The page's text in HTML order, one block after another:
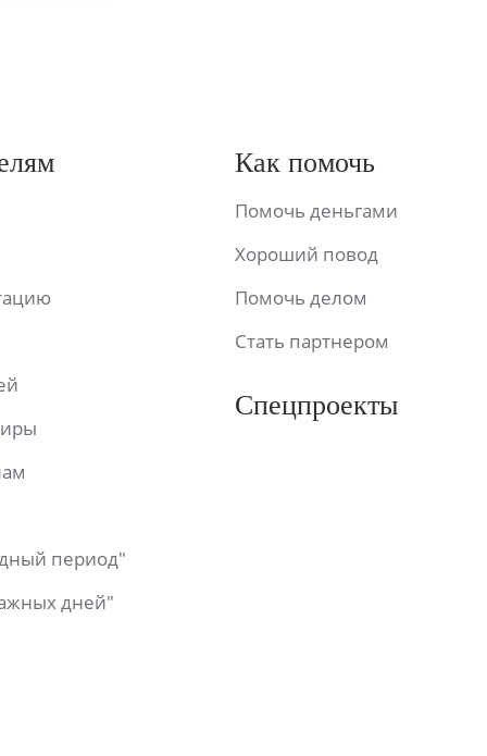
период"
дней"
Как помочь
Помочь деньгами
Хороший повод
Помочь делом
Стать партнером
Спецпроекты